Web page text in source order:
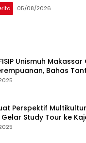
05/08/2026
Unismuh
Bahas
Lokal
Perspektif
Gelar Study Tour ke